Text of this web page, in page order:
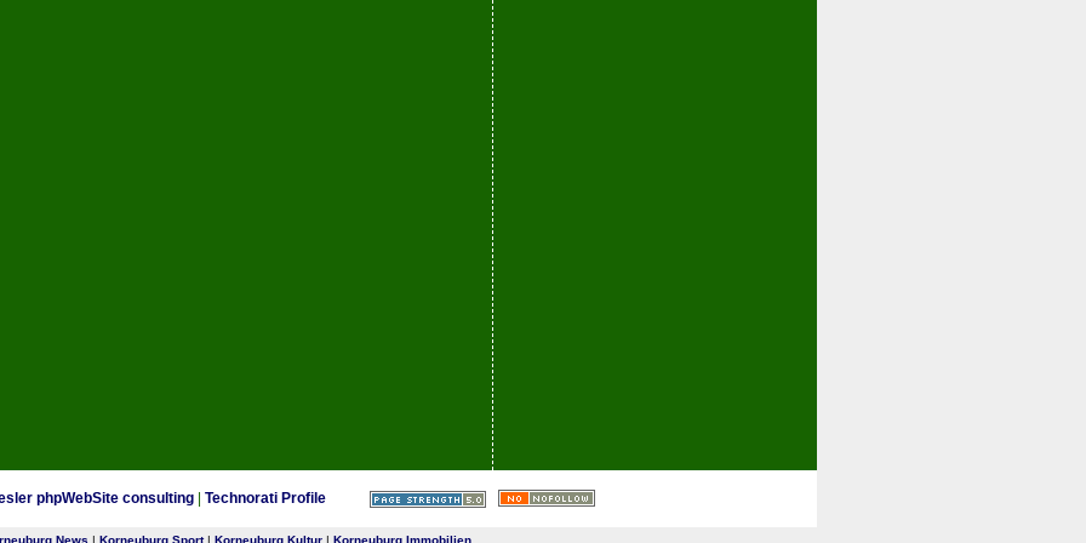
phpWebSite consulting Technorati Profile
News | Korneuburg Sport| Korneuburg Kultur | Korneuburg Immobilien